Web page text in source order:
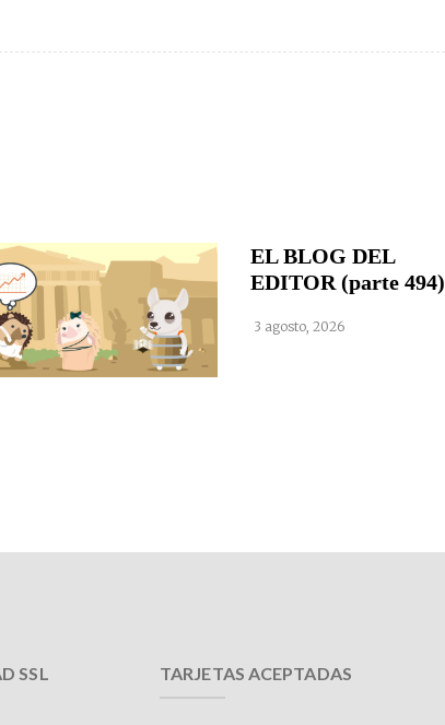
EL BLOG DEL
EDITOR (parte 494)
3 agosto, 2026
SSL TARJETAS ACEPTADAS